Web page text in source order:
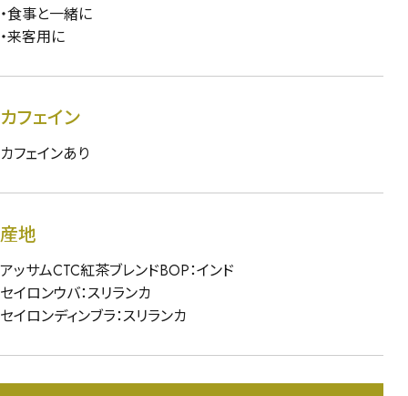
・食事と一緒に
・来客用に
カフェイン
カフェインあり
産地
アッサムCTC紅茶ブレンドBOP：インド
セイロンウバ：スリランカ
セイロンディンブラ：スリランカ